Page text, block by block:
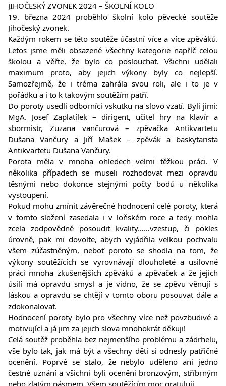
JIHOČESKÝ ZVONEK 2024 – ŠKOLNÍ KOLO
19. března 2024 proběhlo školní kolo pěvecké soutěže
Jihočeský zvonek.
Každým rokem se této soutěže účastní více a více zpěváků.
Letos jsme měli obsazené všechny kategorie napříč celou
školou a věřte, že bylo co poslouchat. Všichni udělali
maximum proto, aby jejich výkony byly co nejlepší.
Samozřejmě, že i tréma zahrála svou roli, ale i to je v
pořádku a i to k takovým soutěžím patří.
Do poroty usedli odborníci vskutku na slovo vzatí. Byli jimi:
MgA. Josef Zaplatílek – dirigent, učitel hry na klavír a
sbormistr, Zuzana vančurová – zpěvačka Antikvartetu
Dušana Vančury a Jiří Mašek – zpěvák a baskytarista
Antikvartetu Dušana Vančury.
Porota měla v mnoha ohledech velmi těžkou práci. V
několika případech se museli rozhodovat mezi opravdu
těsnými nebo dokonce stejnými počty bodů u několika
vystoupení.
Pokud mohu zmínit závěrečné hodnocení celé poroty, která
v tomto složení zasedala i v loňském roce a tedy mohla
zcela zodpovědně posoudit kvality……vzestup, či pokles
úrovně, pak mi dovolte, abych vyjádřila velkou pochvalu
všem zúčastněným, neboť poroto se shodla na tom, že
výkony soutěžících se vyrovnávají dlouholeté a usilovné
práci mnoha zkušenějších zpěváků a zpěvaček a že jejich
úsilí má opravdu smysl a je vidno, že se zpěvu věnují s
láskou a opravdu se chtějí v tomto oboru posouvat dále a
zdokonalovat.
Hodnocení poroty bylo pro všechny více než povzbudivé a
motivující a já jim za jejich slova mnohokrát děkuji!
Celá soutěž proběhla bez nejmenšího problému a zádrhelu,
vše bylo tak, jak má být a všechny děti si odnesly patřičné
ocenění. Poprvé se stalo, že nebylo uděleno ani jedno
čestné uznání a všichni byli oceněni bronzovým, stříbrným